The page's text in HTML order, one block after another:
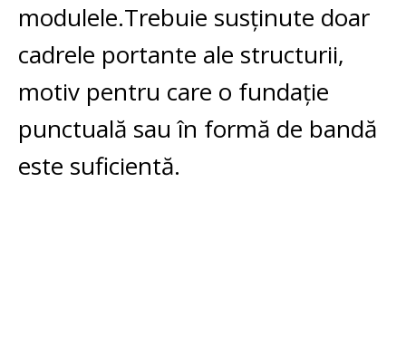
modulele.Trebuie susținute doar
cadrele portante ale structurii,
motiv pentru care o fundație
punctuală sau în formă de bandă
este suficientă.